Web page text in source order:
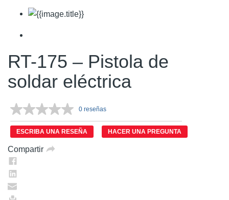
RT-175 – Pistola de
soldar eléctrica
Sin
puntuación.
Enlace
en
0 reseñas
ESCRIBA UNA RESEÑA HACER UNA PREGUNTA
Compartir